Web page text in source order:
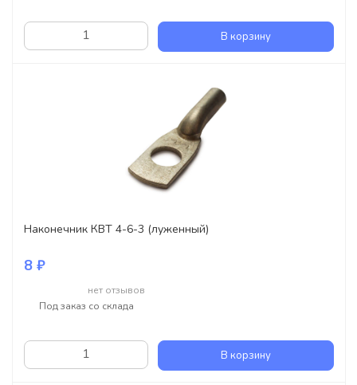
В корзину
Наконечник КВТ 4-6-3 (луженный)
8 ₽
нет отзывов
Под заказ со склада
В корзину